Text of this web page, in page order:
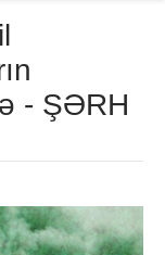
- ŞƏRH